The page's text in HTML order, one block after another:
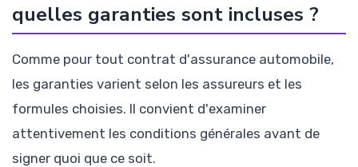
quelles garanties sont incluses ?
Comme pour tout contrat d'assurance automobile,
les garanties varient selon les assureurs et les
formules choisies. Il convient d'examiner
attentivement les conditions générales avant de
signer quoi que ce soit.